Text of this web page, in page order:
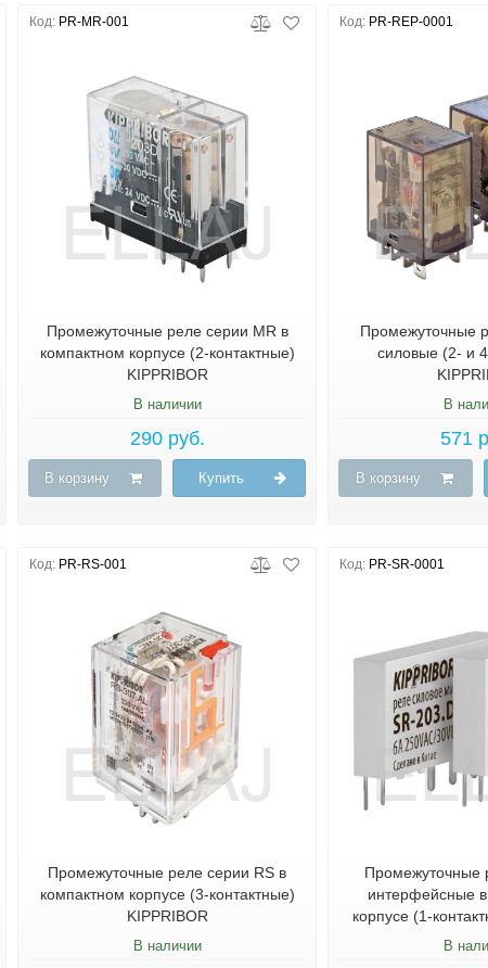
Код: PR-MR-001
Промежуточные реле серии MR в
компактном корпусе (2-контактные)
KIPPRIBOR
В наличии
290 руб.
В корзину Купить
Код: PR-REP-0001
Промежуточные
силовые (2- и
В
571
В корзину
Код: PR-RS-001
Промежуточные реле серии RS в
компактном корпусе (3-контактные)
KIPPRIBOR
В наличии
Код: PR-SR-0001
Промежуточные
интерфейсные в
корпусе (1-
В